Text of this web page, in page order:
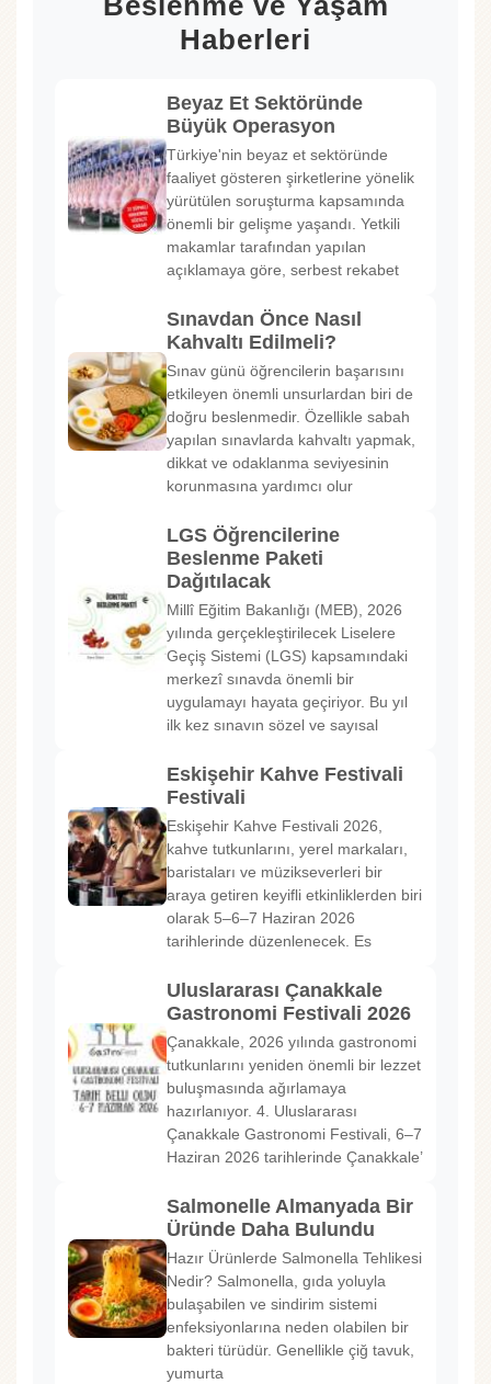
Haberleri
Beyaz Et Sektöründe
Büyük Operasyon
Türkiye'nin beyaz et sektöründe
faaliyet gösteren şirketlerine yönelik
yürütülen soruşturma kapsamında
önemli bir gelişme yaşandı. Yetkili
makamlar tarafından yapılan
açıklamaya göre, serbest rekabet
Sınavdan Önce Nasıl
Kahvaltı Edilmeli?
Sınav günü öğrencilerin başarısını
etkileyen önemli unsurlardan biri de
doğru beslenmedir. Özellikle sabah
yapılan sınavlarda kahvaltı yapmak,
dikkat ve odaklanma seviyesinin
korunmasına yardımcı olur
LGS Öğrencilerine
Beslenme Paketi
Dağıtılacak
Millî Eğitim Bakanlığı (MEB), 2026
yılında gerçekleştirilecek Liselere
Geçiş Sistemi (LGS) kapsamındaki
merkezî sınavda önemli bir
uygulamayı hayata geçiriyor. Bu yıl
ilk kez sınavın sözel ve sayısal
Eskişehir Kahve Festivali
Festivali
Eskişehir Kahve Festivali 2026,
kahve tutkunlarını, yerel markaları,
baristaları ve müzikseverleri bir
araya getiren keyifli etkinliklerden biri
olarak 5–6–7 Haziran 2026
tarihlerinde düzenlenecek. Es
Uluslararası Çanakkale
Gastronomi Festivali 2026
Çanakkale, 2026 yılında gastronomi
tutkunlarını yeniden önemli bir lezzet
buluşmasında ağırlamaya
hazırlanıyor. 4. Uluslararası
Çanakkale Gastronomi Festivali, 6–7
Haziran 2026 tarihlerinde Çanakkale’
Salmonelle Almanyada Bir
Üründe Daha Bulundu
Hazır Ürünlerde Salmonella Tehlikesi
Nedir? Salmonella, gıda yoluyla
bulaşabilen ve sindirim sistemi
enfeksiyonlarına neden olabilen bir
bakteri türüdür. Genellikle çiğ tavuk,
yumurta